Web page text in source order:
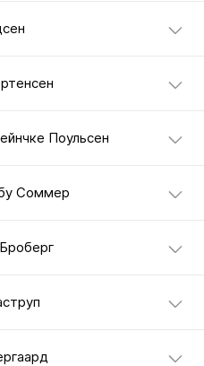
Поульсен
Соммер